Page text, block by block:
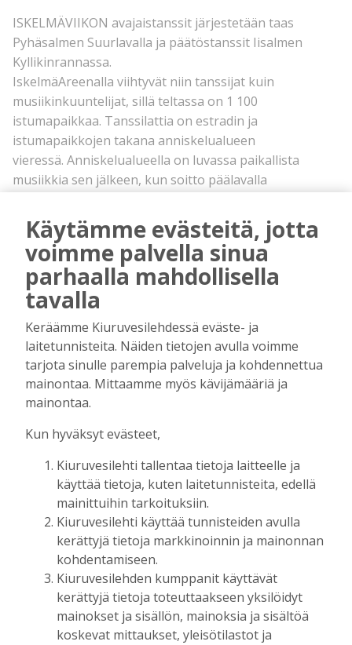
ISKELMÄVIIKON avajaistanssit järjestetään taas
Pyhäsalmen Suurlavalla ja päätöstanssit Iisalmen
Kyllikinrannassa.
IskelmäAreenalla viihtyvät niin tanssijat kuin
musiikinkuuntelijat, sillä teltassa on 1 100
istumapaikkaa. Tanssilattia on estradin ja
istumapaikkojen takana anniskelualueen
vieressä. Anniskelualueella on luvassa paikallista
musiikkia sen jälkeen, kun soitto päälavalla
Tänä vuonna iskelmätapahtumaan pyritään
saamaan paikallisia lähiruuanvalmistajia
tarjoamaan liha- ja kalaruokia sekä perinteistä
grillievästä. Tarkoituksena on niin ikään rakentaa
vip-alue backstagen ja lavan läheisyyteen, niin
lavalle. Vip-tilaan tulee laajempi valikoima viinejä
ja erikoisoluita sekä omat vessat.
Kotimajoituksesta huolehtii Kiuruveden Urheilijat,
mikä on osoittautunut erinomaiseksi ratkaisuksi.
Iskelmäviikon ajaksi.
ja Teppo -musikaali kesäteatteri Eerolassa ja
kirkkokonsertti kirkossa, torilla käydään
Kiuruvesi-lehden karaokekilpailu. Lisäksi
tanssikurssit jatkuvat ja Kiuruvesi-seuralla on 70-
vuotisjuhla Kiurusalissa lauantaina.
– Toivomme runsasta osanottoa, sillä ohjelmaa
on luvassa todella paljon, avajaistapahtuma on
ilmainen, samoin SenioriMestarien semifinaali
tiistaina Kiurusalissa sekä päätösjuhla.
Käytämme evästeitä, jotta
voimme palvella sinua
parhaalla mahdollisella
tavalla
Keräämme Kiuruvesilehdessä eväste- ja
laitetunnisteita. Näiden tietojen avulla voimme
tarjota sinulle parempia palveluja ja kohdennettua
mainontaa. Mittaamme myös kävijämääriä ja
mainontaa.
Kun hyväksyt evästeet,
Kiuruvesilehti tallentaa tietoja laitteelle ja
käyttää tietoja, kuten laitetunnisteita, edellä
mainittuihin tarkoituksiin.
Kiuruvesilehti käyttää tunnisteiden avulla
kerättyjä tietoja markkinoinnin ja mainonnan
kohdentamiseen.
Kiuruvesilehden kumppanit käyttävät
kerättyjä tietoja toteuttaakseen yksilöidyt
mainokset ja sisällön, mainoksia ja sisältöä
koskevat mittaukset, yleisötilastot ja